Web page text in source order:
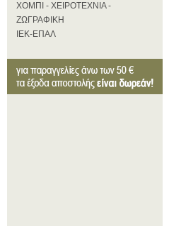
ΧΟΜΠΙ - ΧΕΙΡΟΤΕΧΝΙΑ -
ΖΩΓΡΑΦΙΚΗ
ΙΕΚ-ΕΠΑΛ